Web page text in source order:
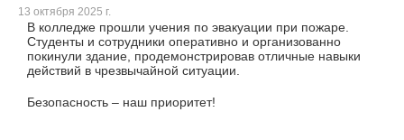
13 октября 2025 г.
В колледже прошли учения по эвакуации при пожаре.
Студенты и сотрудники оперативно и организованно
покинули здание, продемонстрировав отличные навыки
действий в чрезвычайной ситуации.
Безопасность – наш приоритет!